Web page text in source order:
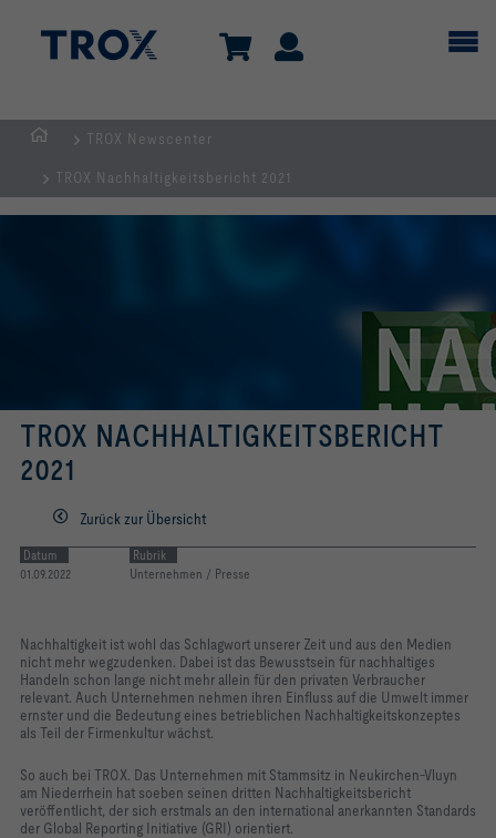
TROX Newscenter
TROX Nachhaltigkeitsbericht 2021
TROX NACHHALTIGKEITSBERICHT
2021
Zurück zur Übersicht
Datum
01.09.2022
Rubrik
Unternehmen / Presse
Nachhaltigkeit ist wohl das Schlagwort unserer Zeit und aus den Medien
nicht mehr wegzudenken. Dabei ist das Bewusstsein für nachhaltiges
Handeln schon lange nicht mehr allein für den privaten Verbraucher
relevant. Auch Unternehmen nehmen ihren Einfluss auf die Umwelt immer
ernster und die Bedeutung eines betrieblichen Nachhaltigkeitskonzeptes
als Teil der Firmenkultur wächst.
So auch bei TROX. Das Unternehmen mit Stammsitz in Neukirchen-Vluyn
am Niederrhein hat soeben seinen dritten Nachhaltigkeitsbericht
veröffentlicht, der sich erstmals an den international anerkannten Standards
der Global Reporting Initiative (GRI) orientiert.